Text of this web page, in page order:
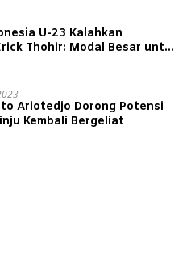
U-23 Kalahkan
Thohir: Modal Besar untuk
Ariotedjo Dorong Potensi
Kembali Bergeliat